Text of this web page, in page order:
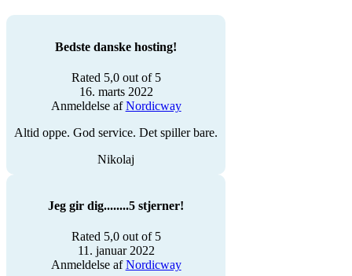
Bedste danske hosting!
Rated 5,0 out of 5
16. marts 2022
Anmeldelse afNordicway
Altid oppe. God service. Det spiller bare.
Nikolaj
Jeg gir dig........5 stjerner!
Rated 5,0 out of 5
11. januar 2022
Anmeldelse afNordicway